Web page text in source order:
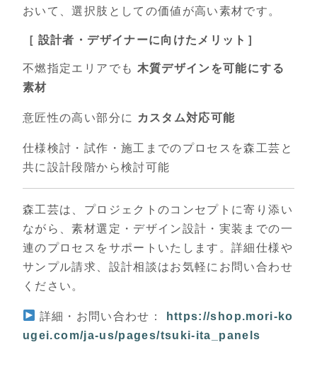
おいて、選択肢としての価値が高い素材です。
［ 設計者・デザイナーに向けたメリット］
不燃指定エリアでも 木質デザインを可能にする
素材
意匠性の高い部分に カスタム対応可能
仕様検討・試作・施工までのプロセスを森工芸と
共に設計段階から検討可能
森工芸は、プロジェクトのコンセプトに寄り添い
ながら、素材選定・デザイン設計・実装までの一
連のプロセスをサポートいたします。詳細仕様や
サンプル請求、設計相談はお気軽にお問い合わせ
ください。
詳細・お問い合わせ：
https://shop.mori-ko
ugei.com/ja-us/pages/tsuki-ita_panels